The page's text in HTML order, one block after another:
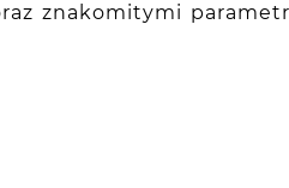
znakomitymi